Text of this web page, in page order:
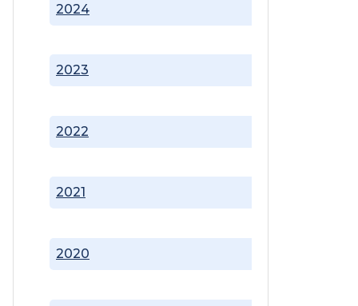
2020
2021
2022
2023
2024